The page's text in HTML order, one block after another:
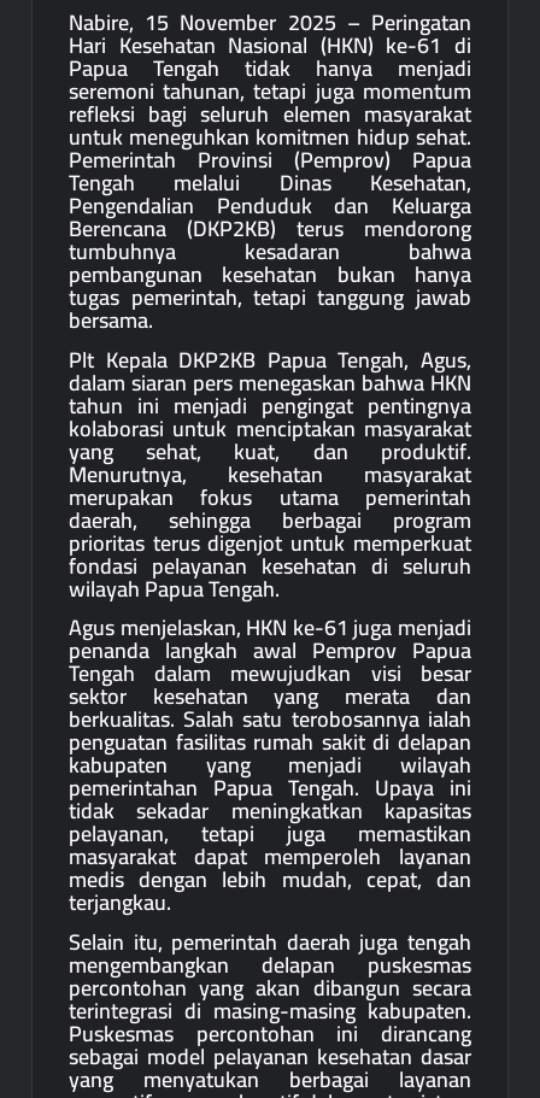
Nabire, 15 November 2025 – Peringatan
Hari Kesehatan Nasional (HKN) ke-61 di
Papua Tengah tidak hanya menjadi
seremoni tahunan, tetapi juga momentum
refleksi bagi seluruh elemen masyarakat
untuk meneguhkan komitmen hidup sehat.
Pemerintah Provinsi (Pemprov) Papua
Tengah melalui Dinas Kesehatan,
Pengendalian Penduduk dan Keluarga
Berencana (DKP2KB) terus mendorong
tumbuhnya kesadaran bahwa
pembangunan kesehatan bukan hanya
tugas pemerintah, tetapi tanggung jawab
bersama.
Plt Kepala DKP2KB Papua Tengah, Agus,
dalam siaran pers menegaskan bahwa HKN
tahun ini menjadi pengingat pentingnya
kolaborasi untuk menciptakan masyarakat
yang sehat, kuat, dan produktif.
Menurutnya, kesehatan masyarakat
merupakan fokus utama pemerintah
daerah, sehingga berbagai program
prioritas terus digenjot untuk memperkuat
fondasi pelayanan kesehatan di seluruh
wilayah Papua Tengah.
Agus menjelaskan, HKN ke-61 juga menjadi
penanda langkah awal Pemprov Papua
Tengah dalam mewujudkan visi besar
sektor kesehatan yang merata dan
berkualitas. Salah satu terobosannya ialah
penguatan fasilitas rumah sakit di delapan
kabupaten yang menjadi wilayah
pemerintahan Papua Tengah. Upaya ini
tidak sekadar meningkatkan kapasitas
pelayanan, tetapi juga memastikan
masyarakat dapat memperoleh layanan
medis dengan lebih mudah, cepat, dan
terjangkau.
Selain itu, pemerintah daerah juga tengah
mengembangkan delapan puskesmas
percontohan yang akan dibangun secara
terintegrasi di masing-masing kabupaten.
Puskesmas percontohan ini dirancang
sebagai model pelayanan kesehatan dasar
yang menyatukan berbagai layanan